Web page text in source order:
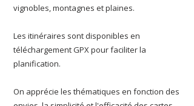
vignobles, montagnes et plaines.
Les itinéraires sont disponibles en
téléchargement GPX pour faciliter la
planification.
On apprécie les thématiques en fonction des